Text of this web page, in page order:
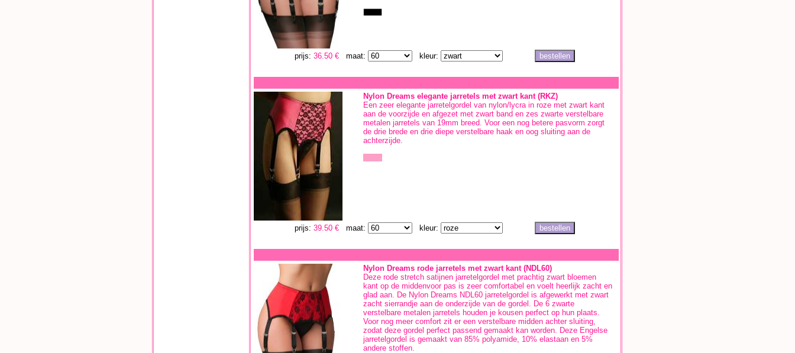
prijs:36.50 € maat: kleur:
Nylon Dreams elegante jarretels met zwart kant (RKZ)
Een zeer elegante jarretelgordel van nylon/lycra in roze met zwart kant
aan de voorzijde en afgezet met zwart band en zes zwarte verstelbare
metalen jarretels van 19mm breed. Voor een nog betere pasvorm zorgt
de drie brede en drie diepe verstelbare haak en oog sluiting aan de
achterzijde.
prijs:39.50 € maat: kleur:
Nylon Dreams rode jarretels met zwart kant (NDL60)
Deze rode stretch satijnen jarretelgordel met prachtig zwart bloemen
kant op de middenvoor pas is zeer comfortabel en voelt heerlijk zacht en
glad aan. De Nylon Dreams NDL60 jarretelgordel is afgewerkt met zwart
zacht sierrandje aan de onderzijde van de gordel. De 6 zwarte
verstelbare metalen jarretels houden je kousen perfect op hun plaats.
Voor nog meer comfort zit er een verstelbare midden achter sluiting,
zodat deze gordel perfect passend gemaakt kan worden. Deze Engelse
jarretelgordel is gemaakt van 85% polyamide, 10% elastaan en 5%
andere stoffen.